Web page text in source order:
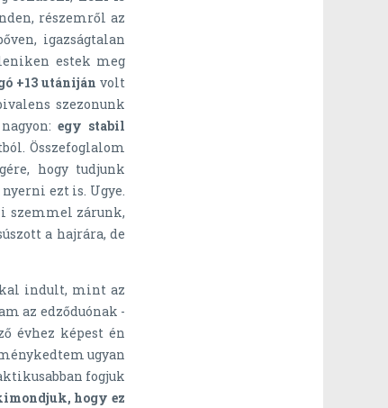
részemről az
igazságtalan
estek meg
+13 utániján volt
szezonunk
egy stabil
Összefoglalom
hogy tudjunk
ezt is. Ugye.
szemmel zárunk,
a hajrára, de
indult, mint az
az edződuónak -
évhez képest én
ugyan
fogjuk
hogy ez